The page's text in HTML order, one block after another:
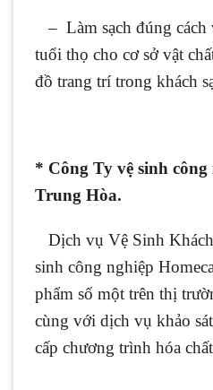
– Làm sạch đúng cách
tuổi thọ cho cơ sở vật
đồ trang trí trong khách
* Công Ty vệ sinh công
Trung Hòa.
Dịch vụ Vệ Sinh
sinh công nghiệp
phẩm số một trên thị
cùng với dịch vụ khảo
cấp chương trình hóa